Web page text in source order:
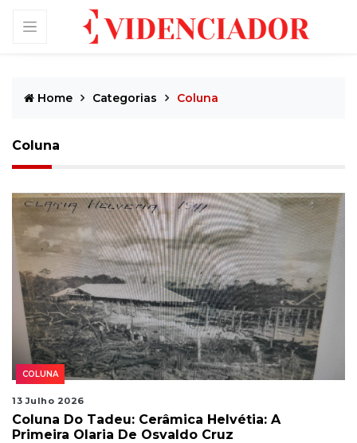
Home Categorias Coluna
Coluna
COLUNA
13 Julho 2026
Coluna Do Tadeu: Cerâmica Helvétia: A
Primeira Olaria De Osvaldo Cruz